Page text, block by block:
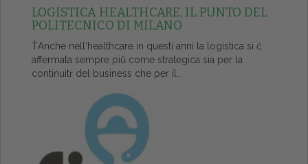
LOGISTICA HEALTHCARE, IL PUNTO DEL
POLITECNICO DI MILANO
ŤAnche nell'healthcare in questi anni la logistica si č
affermata sempre piů come strategica sia per la
continuitŕ del business che per il...